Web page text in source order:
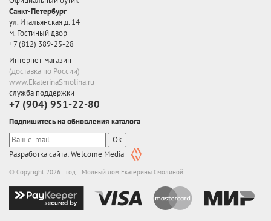
Санкт-Петербург
ул. Итальянская д. 14
м. Гостиный двор
+7 (812) 389-25-28
Интернет-магазин
(доставка по России)
www.EkaterinaSmolina.ru
служба поддержки
+7 (904) 951-22-80
Подпишитесь на обновления каталога
Ok
Разработка сайта: Welcome Media
© Copyright 2026 год. Модный дом Екатерины Смолиной